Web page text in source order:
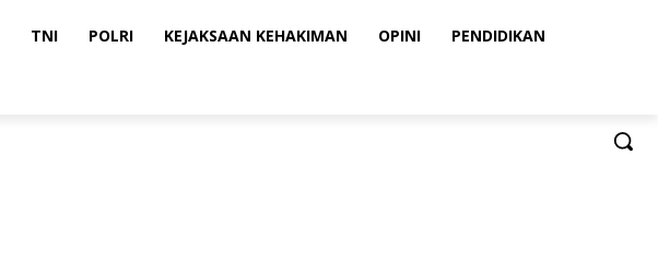
TNI POLRI KEJAKSAAN KEHAKIMAN OPINI PENDIDIKAN